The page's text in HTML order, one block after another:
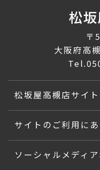
〒
大阪府高
Tel.
松坂屋高槻店サイト
サイトのご利用に
ソーシャルメディ